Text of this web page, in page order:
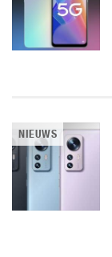
NIEUWS